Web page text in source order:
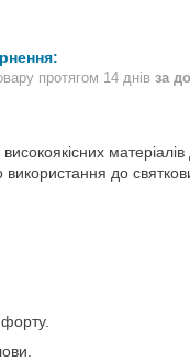
протягом 14 днів за
до